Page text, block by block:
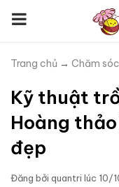
Trang chủ → Chăm
Kỹ thuật
Hoàng
đẹp
Đăng bởi quantri lúc 10/